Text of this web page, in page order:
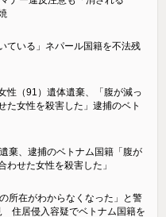
ている」ネパール国籍を不法残
性（91）遺体遺棄、「腹が減っ
た女性を殺害した」逮捕のベト
棄、逮捕のベトナム国籍「腹が
わせた女性を殺害した」
所在がわからなくなった」と警
住居侵入容疑でベトナム国籍を